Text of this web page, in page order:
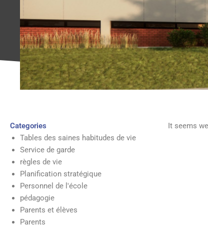
Categories
Tables des saines habitudes de vie
Service de garde
règles de vie
Planification stratégique
Personnel de l'école
pédagogie
Parents et élèves
Parents
It seems